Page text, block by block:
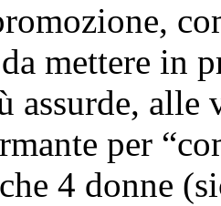
mettere in
assurde,
per
4 donne